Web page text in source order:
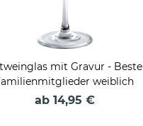
mit Gravur - Beste
weiblich
ab 14,95 €